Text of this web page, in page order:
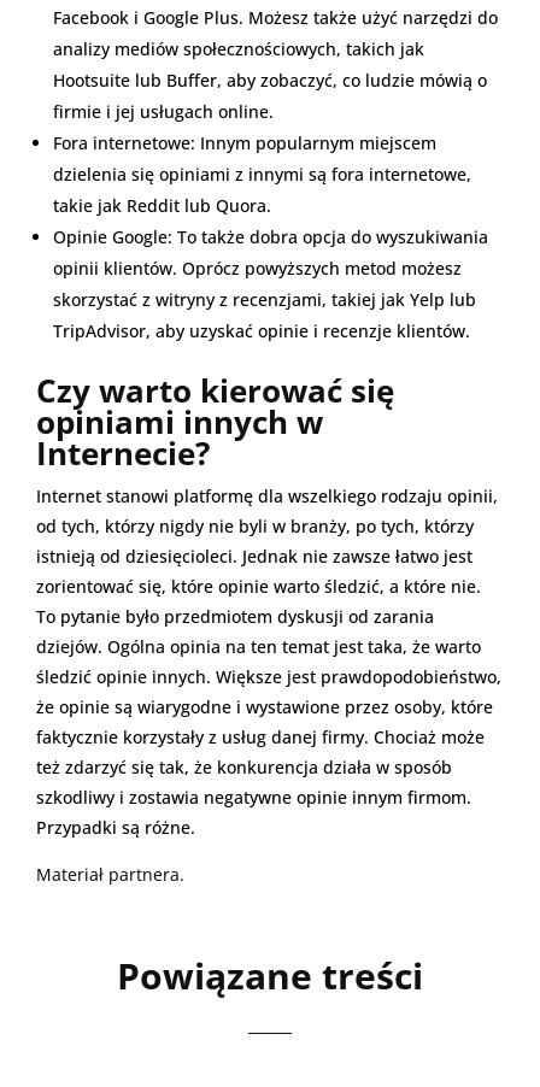
Facebook i Google Plus. Możesz także użyć narzędzi do
analizy mediów społecznościowych, takich jak
Hootsuite lub Buffer, aby zobaczyć, co ludzie mówią o
firmie i jej usługach online.
Fora internetowe: Innym popularnym miejscem
dzielenia się opiniami z innymi są fora internetowe,
takie jak Reddit lub Quora.
Opinie Google: To także dobra opcja do wyszukiwania
opinii klientów. Oprócz powyższych metod możesz
skorzystać z witryny z recenzjami, takiej jak Yelp lub
TripAdvisor, aby uzyskać opinie i recenzje klientów.
Czy warto kierować się
opiniami innych w
Internecie?
Internet stanowi platformę dla wszelkiego rodzaju opinii,
od tych, którzy nigdy nie byli w branży, po tych, którzy
istnieją od dziesięcioleci. Jednak nie zawsze łatwo jest
zorientować się, które opinie warto śledzić, a które nie.
To pytanie było przedmiotem dyskusji od zarania
dziejów. Ogólna opinia na ten temat jest taka, że warto
śledzić opinie innych. Większe jest prawdopodobieństwo,
że opinie są wiarygodne i wystawione przez osoby, które
faktycznie korzystały z usług danej firmy. Chociaż może
też zdarzyć się tak, że konkurencja działa w sposób
szkodliwy i zostawia negatywne opinie innym firmom.
Przypadki są różne.
Materiał partnera.
Powiązane treści